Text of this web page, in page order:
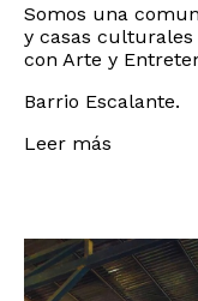
Somos una
y casas culturales
con Arte y
Barrio Escalante.
Leer más